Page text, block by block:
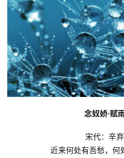
念奴娇·赋
宋代：辛
近来何处有吾愁，何